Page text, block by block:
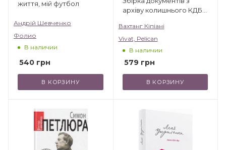
життя, мій футбол
Андрій Шевченко
Фолио
В наличии
540 грн
В КОРЗИНУ
архіву колишнього КДБ
Вахтанг Кіпіані
Vivat, Pelican
В наличии
579 грн
В КОРЗИНУ